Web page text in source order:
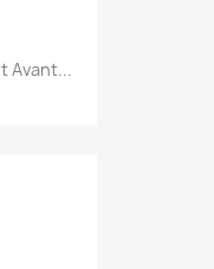
Avant...